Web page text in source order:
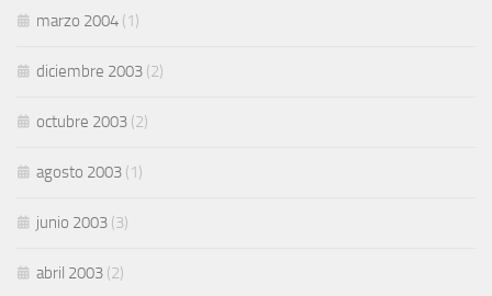
marzo 2004 (1)
diciembre 2003 (2)
octubre 2003 (2)
agosto 2003 (1)
junio 2003 (3)
abril 2003 (2)